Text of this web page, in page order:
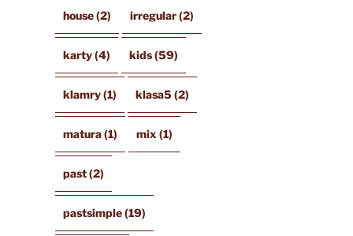
house(2) irregular(2)
karty(4) kids(59)
klamry(1) klasa5 (2)
matura(1) mix (1)
past(2)
pastsimple(19)